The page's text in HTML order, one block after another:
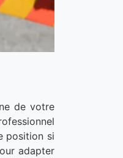
de votre
position si
adapter